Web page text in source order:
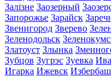
Залізне Заозерный
Запорожье Зарайск
Звенигород Зверево
Зеленодольск
Златоуст Злынка
Зубцов Зугрэс Зуевка
Игарка Ижевск Избербаш